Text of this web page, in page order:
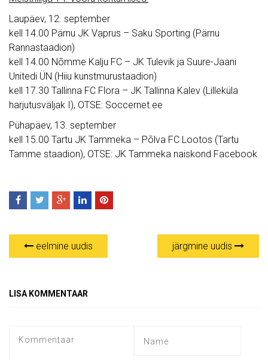
Laupäev, 12. september
kell 14.00 Pärnu JK Vaprus – Saku Sporting (Pärnu
Rannastaadion)
kell 14.00 Nõmme Kalju FC – JK Tulevik ja Suure-Jaani
Unitedi ÜN (Hiiu kunstmurustaadion)
kell 17.30 Tallinna FC Flora – JK Tallinna Kalev (Lilleküla
harjutusväljak I), OTSE: Soccernet.ee
Pühapäev, 13. september
kell 15.00 Tartu JK Tammeka – Põlva FC Lootos (Tartu
Tamme staadion), OTSE: JK Tammeka naiskond Facebook
eelmine uudis järgmine uudis
LISA KOMMENTAAR